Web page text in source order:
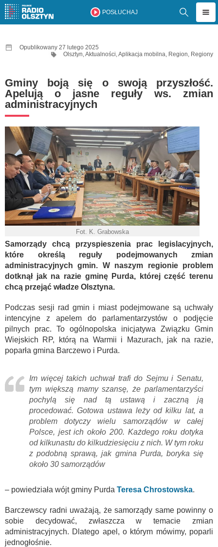
POSŁUCHAJ
Opublikowany 27 lutego 2025
Olsztyn,Aktualności,Aplikacja mobilna, Region, Regiony
Gminy boją się o swoją przyszłość.
Apelują o jasne reguły ws. zmian
administracyjnych
Fot. K. Grabowska
Samorządy chcą przyspieszenia prac legislacyjnych,
które określą reguły podejmowanych zmian
administracyjnych gmin. W naszym regionie problem
dotknął jak na razie gminę Purda, której część terenu
chcą przejąć władze Olsztyna.
Podczas sesji rad gmin i miast podejmowane są uchwały
intencyjne z apelem do parlamentarzystów o podjęcie
pilnych prac. To ogólnopolska inicjatywa Związku Gmin
Wiejskich RP, którą na Warmii i Mazurach, jak na razie,
poparła gmina Barczewo i Purda.
Im więcej takich uchwał trafi do Sejmu i Senatu,
tym większą mamy szansę, że parlamentarzyści
pochylą się nad tą ustawą i zaczną ją
procedować. Gotowa ustawa leży od kilku lat, a
problem dotyczy wielu samorządów w całej
Polsce, jest ich około 200. Każdego roku dotyka
od kilkunastu do kilkudziesięciu z nich. W tym roku
z podobną sprawą, jak gmina Purda, boryka się
około 30 samorządów
– powiedziała wójt gminy Purda Teresa Chrostowska.
Barczewscy radni uważają, że samorządy same powinny o
sobie decydować, zwłaszcza w temacie zmian
administracyjnych. Dlatego apel, o którym mówimy, poparli
jednogłośnie.